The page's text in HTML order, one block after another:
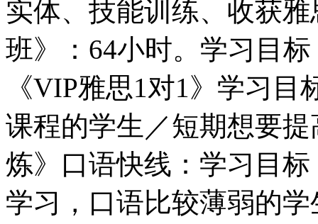
实体、技能训练、收获
班》：64小时。学习目
《VIP雅思1对1》学习
课程的学生／短期想要
炼》口语快线：学习目
学习，口语比较薄弱的